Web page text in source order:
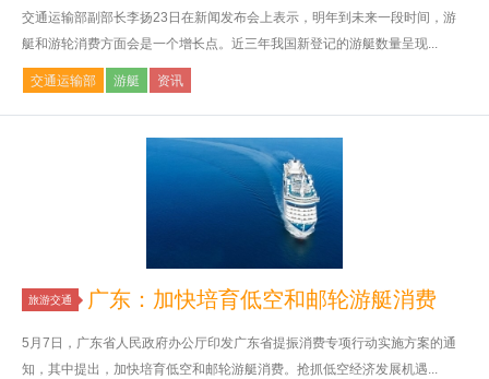
交通运输部副部长李扬23日在新闻发布会上表示，明年到未来一段时间，游
艇和游轮消费方面会是一个增长点。近三年我国新登记的游艇数量呈现...
交通运输部 游艇 资讯
旅游交通 广东：加快培育低空和邮轮游艇消费
5月7日，广东省人民政府办公厅印发广东省提振消费专项行动实施方案的通
知，其中提出，加快培育低空和邮轮游艇消费。抢抓低空经济发展机遇...